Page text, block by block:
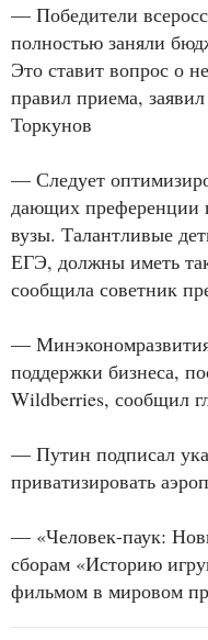
— Победители
полностью заняли
Это ставит вопрос о
правил приема,
Торкунов
— Следует
дающих преференции
вузы. Талантливые
ЕГЭ, должны иметь
сообщила советник
—
поддержки бизнеса,
Wildberries, сообщил
— Путин подписал
приватизировать
— «Человек-паук:
сборам «Историю
фильмом в мировом